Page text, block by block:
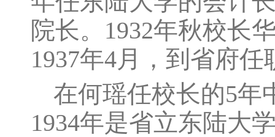
院长。1932年秋校长
1937年4月，到省府任
在何瑶任校长的5年
1934年是省立东陆大